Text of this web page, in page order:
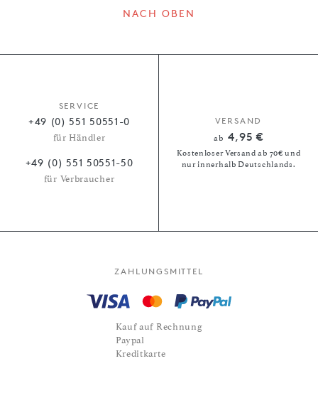
NACH OBEN
SERVICE
+49 (0) 551 50551-0
für Händler
+49 (0) 551 50551-50
für Verbraucher
VERSAND
ab 4,95 €
Kostenloser Versand ab 70€ und
nur innerhalb Deutschlands.
ZAHLUNGSMITTEL
Kauf auf Rechnung
Paypal
Kreditkarte